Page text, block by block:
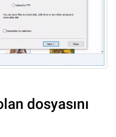
dosyasını